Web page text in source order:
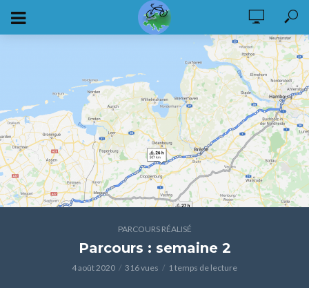
PARCOURS RÉALISÉ
Parcours : semaine 2
4 août 2020 316 vues 1 temps de lecture